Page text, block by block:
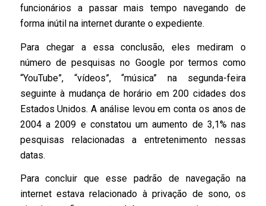
funcionários a passar mais tempo navegando de
forma inútil na internet durante o expediente.
Para chegar a essa conclusão, eles mediram o
número de pesquisas no Google por termos como
“YouTube”, “vídeos”, “música” na segunda-feira
seguinte à mudança de horário em 200 cidades dos
Estados Unidos. A análise levou em conta os anos de
2004 a 2009 e constatou um aumento de 3,1% nas
pesquisas relacionadas a entretenimento nessas
datas.
Para concluir que esse padrão de navegação na
internet estava relacionado à privação de sono, os